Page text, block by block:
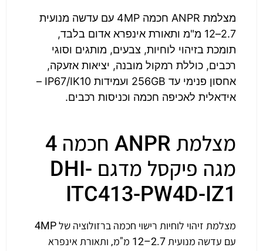
מצלמת ANPR חכמה 4MP עם עדשה מנועית
2.7–12 מ"מ ותאורת אינפרא אדום בלבד,
תומכת בזיהוי לוחיות, צבעים, מותגים וסוגי
רכבים, כוללת רמקול מובנה, יציאות אזעקה,
אחסון פנימי עד 256GB ועמידות IP67/IK10 –
אידאלית לאכיפה חכמה וכניסות רכבים.
מצלמת ANPR חכמה 4
מגה פיקסל מדגם DHI-
ITC413-PW4D-IZ1
מצלמת זיהוי לוחיות רישוי חכמה ברזולוציה של 4MP
עם עדשה מנועית 2.7–12 מ"מ, ותאורת אינפרא